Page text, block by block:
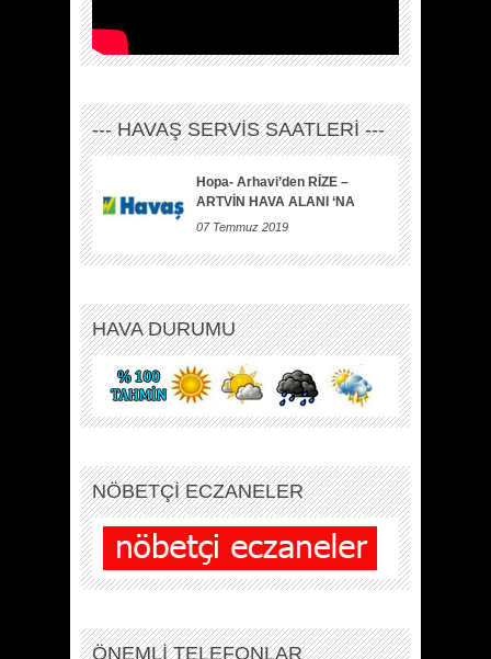
--- HAVAŞ SERVİS SAATLERİ ---
Hopa- Arhavi’den RİZE –
ARTVİN HAVA ALANI ‘NA
07 Temmuz 2019
HAVA DURUMU
NÖBETÇİ ECZANELER
ÖNEMLİ TELEFONLAR